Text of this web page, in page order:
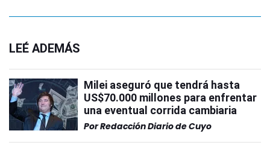
LEÉ ADEMÁS
Milei aseguró que tendrá hasta
US$70.000 millones para enfrentar
una eventual corrida cambiaria
PorRedacción Diario de Cuyo